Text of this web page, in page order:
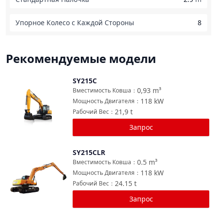
Упорное Колесо с Каждой Стороны 8
Рекомендуемые модели
SY215C
0,93 m³
Вместимость Ковша ：
118 kW
Мощность Двигателя ：
21,9 t
Рабочий Вес ：
Запрос
SY215CLR
0.5 m³
Вместимость Ковша ：
118 kW
Мощность Двигателя ：
24.15 t
Рабочий Вес ：
Запрос